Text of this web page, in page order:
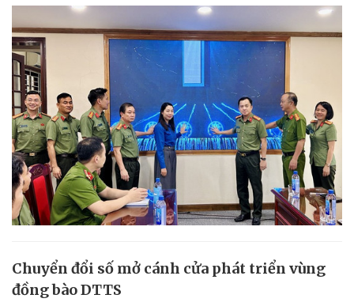
Chuyển đổi số mở cánh cửa phát triển vùng
đồng bào DTTS